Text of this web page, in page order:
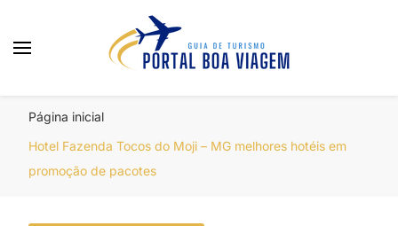
Página inicial
Hotel Fazenda Tocos do Moji – MG melhores hotéis em
promoção de pacotes